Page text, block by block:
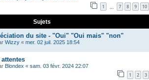
1 7 8 9 10
Sujets
du site - "Oui" "Oui mais" "non"
Wizzy « mer. 02 juil. 2025 18:54
Blondex « sam. 03 févr. 2024 22:07
1 2 3